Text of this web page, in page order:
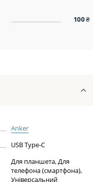
100₴
Anker
USB Type-C
Для планшета, Для
телефона (смартфона),
Універсальний